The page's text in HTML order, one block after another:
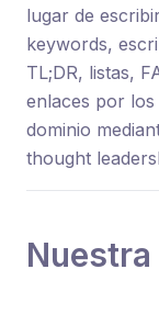
lugar de
keywords,
TL;DR, listas,
enlaces por
dominio
thought
Nuestra